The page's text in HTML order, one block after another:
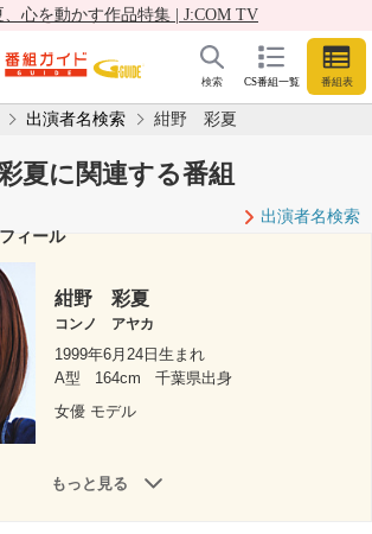
、心を動かす作品特集 | J:COM TV
CS番組一覧 番組表
検索
出演者名検索 紺野 彩夏
夏に関連する番組
出演者名検索
ィール
紺野 彩夏
コンノ アヤカ
1999年6月24日生まれ
A型
164cm
千葉県出身
女優 モデル
もっと見る